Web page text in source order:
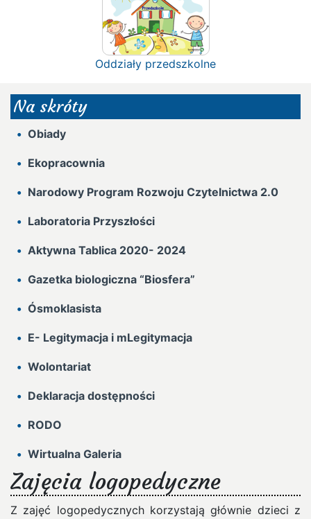
Oddziały przedszkolne
Na skróty
Obiady
Ekopracownia
Narodowy Program Rozwoju Czytelnictwa 2.0
Laboratoria Przyszłości
Aktywna Tablica 2020- 2024
Gazetka biologiczna “Biosfera”
Ósmoklasista
E- Legitymacja i mLegitymacja
Wolontariat
Deklaracja dostępności
RODO
Wirtualna Galeria
Zajęcia logopedyczne
Z zajęć logopedycznych korzystają głównie dzieci z